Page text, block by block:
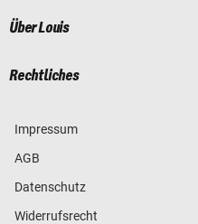
Über Louis
Rechtliches
Impressum
AGB
Datenschutz
Widerrufsrecht